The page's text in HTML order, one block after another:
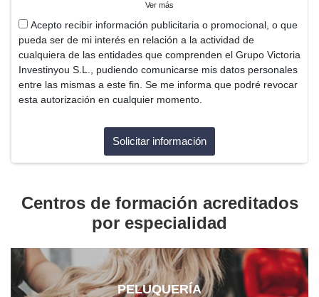
Ver más
Acepto recibir información publicitaria o promocional, o que
pueda ser de mi interés en relación a la actividad de
cualquiera de las entidades que comprenden el Grupo Victoria
Investinyou S.L., pudiendo comunicarse mis datos personales
entre las mismas a este fin. Se me informa que podré revocar
esta autorización en cualquier momento.
Centros de formación acreditados
por especialidad
PELUQUERÍA